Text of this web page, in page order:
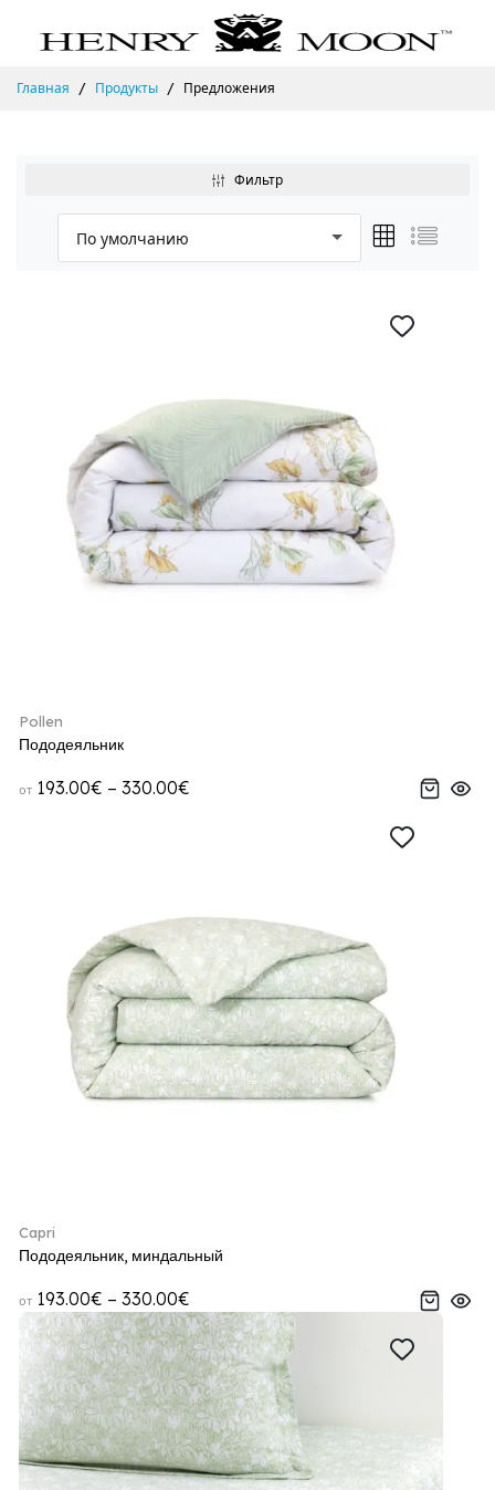
Главная Продукты Предложения
Фильтр
Pollen
Пододеяльник
от 193.00€ – 330.00€
Capri
Пододеяльник, миндальный
от 193.00€ – 330.00€